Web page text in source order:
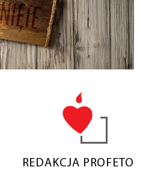
REDAKCJA PROFETO